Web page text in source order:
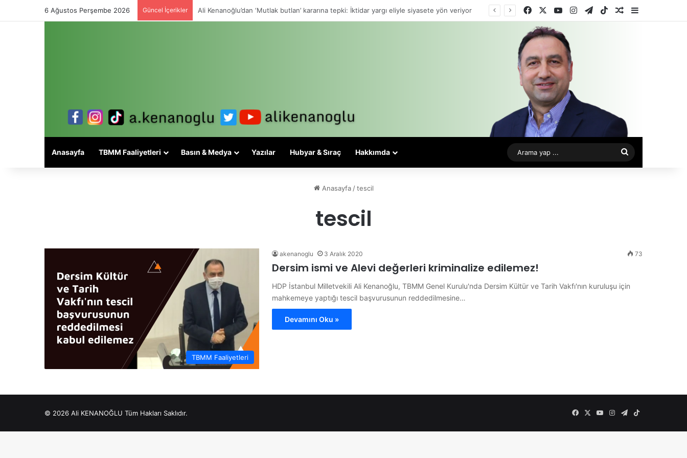
6 Ağustos Perşembe 2026 Güncel İçerikler Alevi meselesi 3-5 valiyle çözülmez, bu bir eşit yurttaşlık sorunudur! FacebookYouTubeInstagram
TelegramTikTokRastgele Makale
Kenar
Anasayfa TBMM Faaliyetleri Basın & Medya Yazılar Hubyar & Sıraç Hakkımda
Arama
yap
Anasayfa / tescil
tescil
TBMM Faaliyetleri
akenanoglu 3 Aralık 2020 73
Dersim ismi ve Alevi değerleri kriminalize edilemez!
HDP İstanbul Milletvekili Ali Kenanoğlu, TBMM Genel Kurulu'nda Dersim Kültür ve Tarih Vakfı'nın kuruluşu için
mahkemeye yaptığı tescil başvurusunun reddedilmesine…
Devamını Oku »
© 2026 Ali KENANOĞLU Tüm Hakları Saklıdır. Facebook
X YouTubeInstagram
Telegram
TikTok